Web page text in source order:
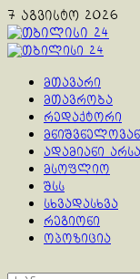
Skip
to
content
7 აგვისტო 2026
Primary
მთავარი
მთავრობა
რედაქტორი
ადამიანი
მსოფლიო
შსს
სხვადასხვა
რეგიონი
ოპოზიცია
ძებნა: